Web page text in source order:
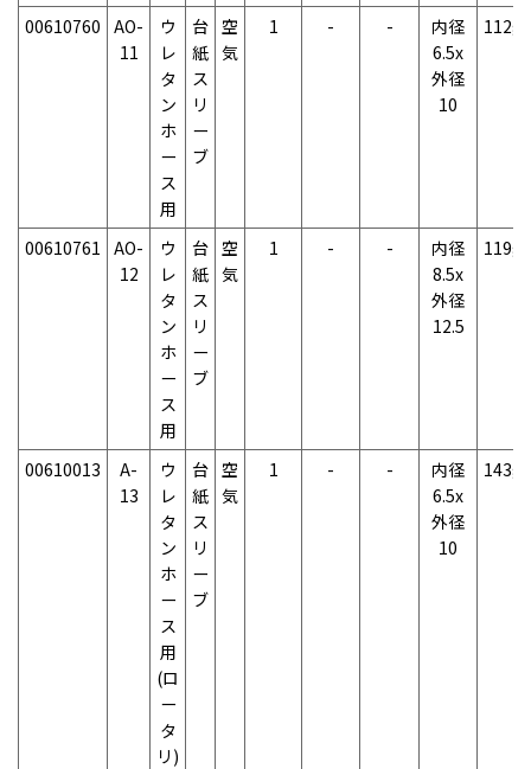
00610760 AO-
11
ウ
レ
タ
ン
ホ
ー
ス
用
台
紙
ス
リ
ー
ブ
空
気
1 - -
内径
6.5x
外径
10
112g
00610761 AO-
12
ウ
レ
タ
ン
ホ
ー
ス
用
台
紙
ス
リ
ー
ブ
空
気
1 - -
内径
8.5x
外径
12.5
119g
00610013
A-
13
ウ
レ
タ
ン
ホ
ー
ス
用
(ロ
ー
タ
リ)
台
紙
ス
リ
ー
ブ
空
気
1 - -
内径
6.5x
外径
10
143g